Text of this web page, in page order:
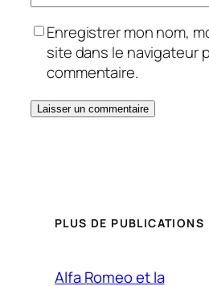
Enregistrer mon nom,
site dans le navigateur
commentaire.
PLUS DE PUBLICATIONS
Alfa Romeo et la